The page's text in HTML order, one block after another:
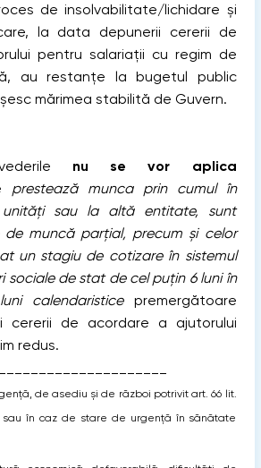
de insolvabilitate/lichidare și
la data depunerii cererii de
pentru salariații cu regim de
au restanțe la bugetul public
mărimea stabilită de Guvern.
nu se vor aplica
prestează munca prin cumul în
unități sau la altă entitate, sunt
muncă parțial, precum și celor
un stagiu de cotizare în sistemul
sociale de stat de cel puțin 6 luni în
calendaristicepremergătoare
cererii de acordare a ajutorului
redus.
de asediu și de război potrivit art. 66 lit.
sau în caz de stare de urgență în sănătate